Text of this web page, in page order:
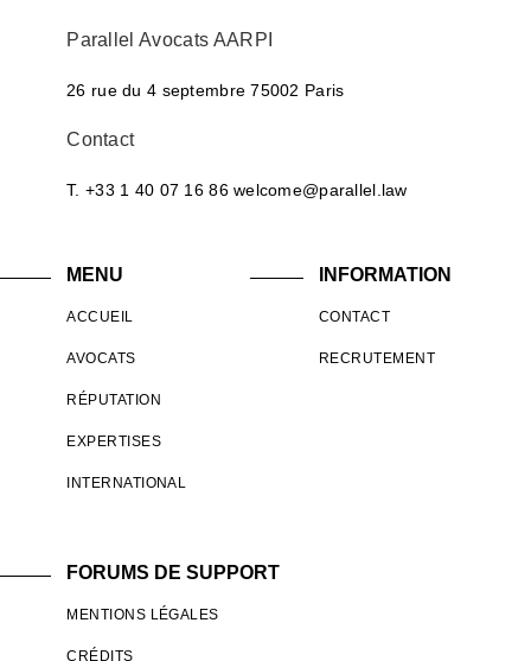
Parallel Avocats AARPI
26 rue du 4 septembre 75002 Paris
Contact
T. +33 1 40 07 16 86 welcome@parallel.law
MENU
ACCUEIL
AVOCATS
RÉPUTATION
EXPERTISES
INTERNATIONAL
INFORMATION
CONTACT
RECRUTEMENT
FORUMS DE SUPPORT
MENTIONS LÉGALES
CRÉDITS